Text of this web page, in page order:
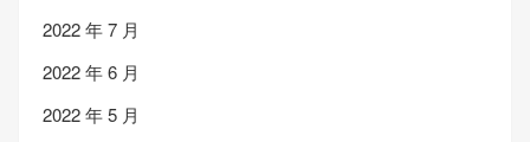
2022 年 7 月
2022 年 6 月
2022 年 5 月